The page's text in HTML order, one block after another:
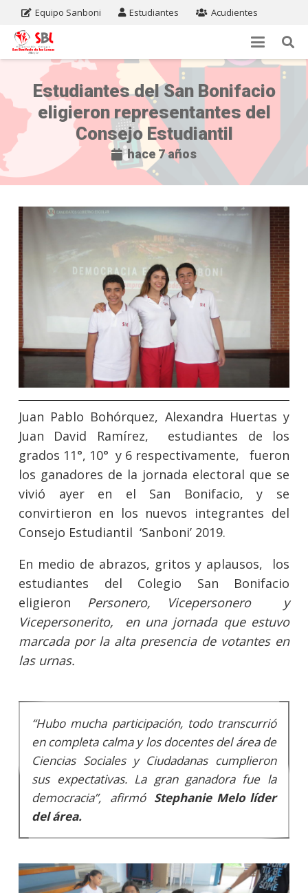
Equipo Sanboni Estudiantes Acudientes
Estudiantes del San Bonifacio
eligieron representantes del
Consejo Estudiantil
hace 7 años
Juan Pablo Bohórquez, Alexandra Huertas y
Juan David Ramírez, estudiantes de los
grados 11°, 10° y 6 respectivamente, fueron
los ganadores de la jornada electoral que se
vivió ayer en el San Bonifacio, y se
convirtieron en los nuevos integrantes del
Consejo Estudiantil ‘Sanboni’ 2019.
En medio de abrazos, gritos y aplausos, los
estudiantes del Colegio San Bonifacio
eligieron Personero, Vicepersonero y
Vicepersonerito, en una jornada que estuvo
marcada por la alta presencia de votantes en
las urnas.
“Hubo mucha participación, todo transcurrió
en completa calma y los docentes del área de
Ciencias Sociales y Ciudadanas cumplieron
sus expectativas. La gran ganadora fue la
democracia”, afirmó Stephanie Melo líder
del área.